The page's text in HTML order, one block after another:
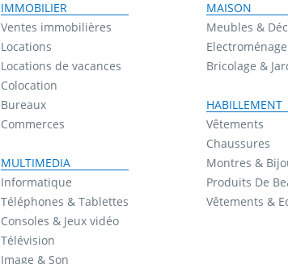
IMMOBILIER
Ventes immobilières
Locations
Locations de vacances
Colocation
Bureaux
Commerces
MULTIMEDIA
Informatique
Téléphones & Tablettes
Consoles & Jeux vidéo
Télévision
Image & Son
MAISON
Meubles &
Bricolage &
HABILLEMENT
Vêtements
Chaussures
Montres &
Produits De
Vêtements &